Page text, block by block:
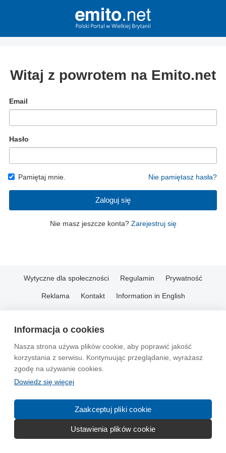
Informacja o cookies
Nasza strona używa plików cookie, aby poprawić jakość
korzystania z serwisu. Kontynuując przeglądanie, wyrażasz
zgodę na używanie cookies.
Dowiedz się więcej
Zaakceptuj pliki cookie
Ustawienia plików cookie
Witaj z powrotem na Emito.net
Email
Hasło
Pamiętaj mnie. Nie pamiętasz hasła?
Zaloguj się
Nie masz jeszcze konta? Zarejestruj się
Wytyczne dla społeczności Regulamin Prywatność
Reklama Kontakt Information in English